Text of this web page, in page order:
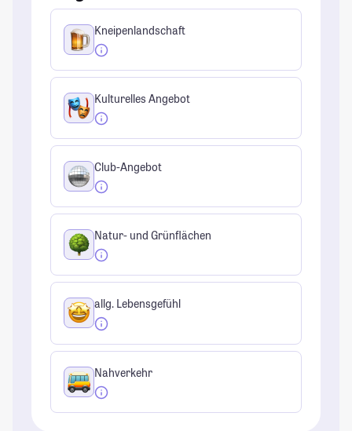
Kneipenlandschaft
Kulturelles Angebot
Club-Angebot
Natur- und Grünflächen
allg. Lebensgefühl
Nahverkehr